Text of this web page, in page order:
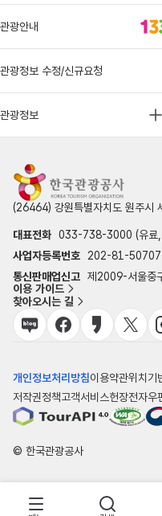
관광안내
관광정보 수정/신규요청
관광정보
(26464) 강원특별자치도 원주시
대표전화 033-738-3000 (유료,
사업자등록번호
202-81-50707
통신판매업신고 제2009-서울중
이용 가이드
찾아오시는 길
개인정보처리방침이용약관위치기
저작권정책고객서비스헌장전자우
© 한국관광공사